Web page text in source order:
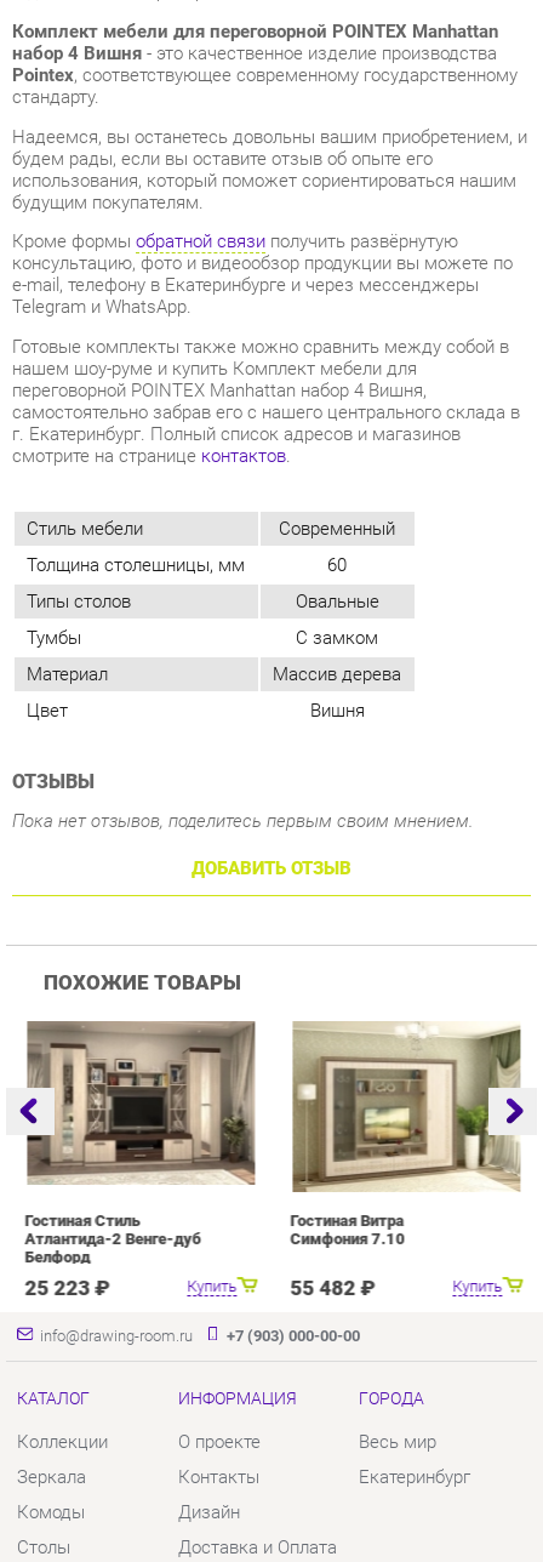
Надеемся, вы останетесь довольны вашим приобретением, и
будем рады, если вы оставите отзыв об опыте его
использования, который поможет сориентироваться нашим
будущим покупателям.
консультацию, фото и видеообзор продукции вы можете по
e-mail, телефону в Екатеринбурге и через мессенджеры
Telegram и WhatsApp.
нашем шоу-руме и купить Комплект мебели для
переговорной POINTEX Manhattan набор 4 Вишня,
самостоятельно забрав его с нашего центрального склада в
г. Екатеринбург. Полный список адресов и магазинов
Стиль мебели Современный
Толщина столешницы, мм
60
Типы столов
Овальные
Материал
Массив дерева
Цвет
Вишня
ОТЗЫВЫ
Пока нет отзывов, поделитесь первым своим мнением.
ДОБАВИТЬ ОТЗЫВ
ПОХОЖИЕ ТОВАРЫ
Купить
Гостиная Стиль
Атлантида-2 Венге-дуб
Белфорд
25 223 ₽ Купить
Гостиная Витра
Симфония 7.10
info@drawing-room.ru +7 (903) 000-00-00
КАТАЛОГ
Комоды
Стулья
Тумбы
Шкафы
Комплектующие
ИНФОРМАЦИЯ
О проекте
Дизайн
Скидки и Акции
Политика
Гарантия
Помощь
ГОРОДА